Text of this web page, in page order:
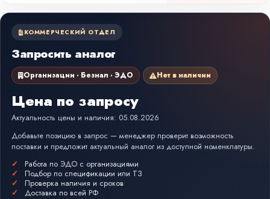
КОММЕРЧЕСКИЙ ОТДЕЛ
Запросить аналог
Организации · Безнал · ЭДО Нет в наличии
Цена по запросу
Актуальность цены и наличия: 05.08.2026
Добавьте позицию в запрос — менеджер проверит возможность
поставки и предложит актуальный аналог из доступной номенклатуры.
Работа по ЭДО с организациями
Подбор по спецификации или ТЗ
Проверка наличия и сроков
Доставка по всей РФ